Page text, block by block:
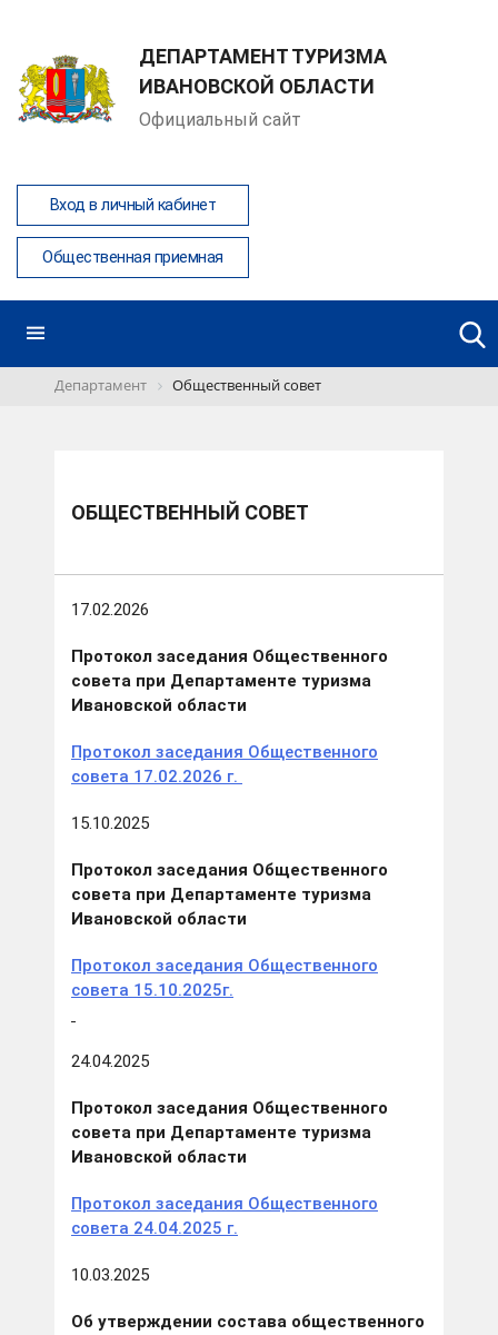
ДЕПАРТАМЕНТ ТУРИЗМА
ИВАНОВСКОЙ ОБЛАСТИ
Официальный сайт
Вход в личный кабинет
Общественная приемная
Департамент Общественный совет
ОБЩЕСТВЕННЫЙ СОВЕТ
17.02.2026
Протокол заседания Общественного
совета при Департаменте туризма
Ивановской области
Протокол заседания Общественного
совета 17.02.2026 г.
15.10.2025
Протокол заседания Общественного
совета при Департаменте туризма
Ивановской области
Протокол заседания Общественного
совета 15.10.2025г.
24.04.2025
Протокол заседания Общественного
совета при Департаменте туризма
Ивановской области
Протокол заседания Общественного
совета 24.04.2025 г.
10.03.2025
Об утверждении состава общественного